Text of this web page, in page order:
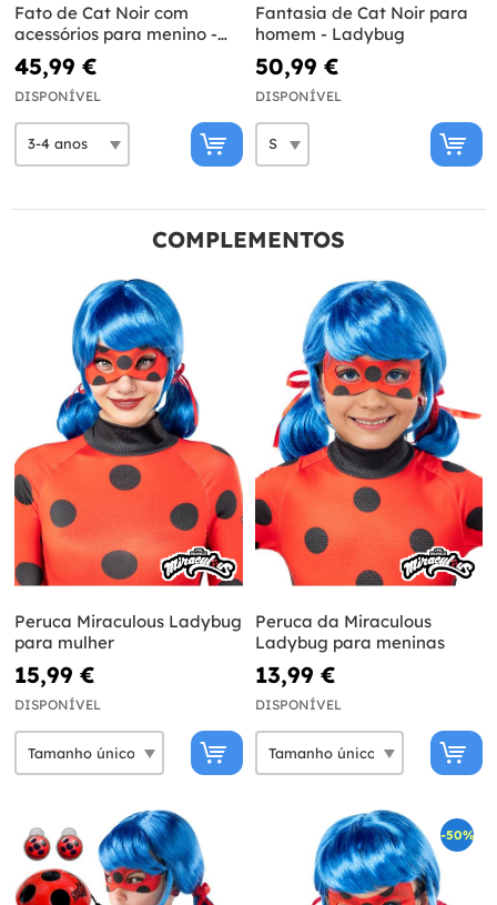
Fato de Cat Noir com
acessórios para menino -
Ladybug
45,99 €
DISPONÍVEL
Fantasia de Cat Noir para
homem - Ladybug
50,99 €
DISPONÍVEL
COMPLEMENTOS
Peruca Miraculous Ladybug
para mulher
15,99 €
DISPONÍVEL
Peruca da Miraculous
Ladybug para meninas
13,99 €
DISPONÍVEL
-50%